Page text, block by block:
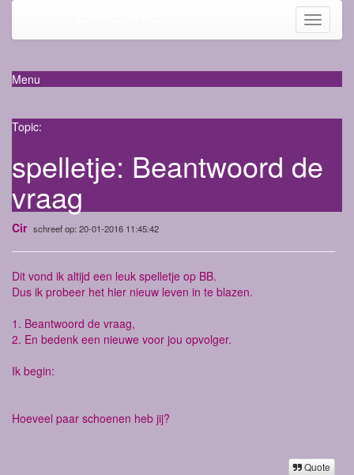
Toggle
Menu
Topic:
spelletje: Beantwoord de
vraag
Cir schreef op: 20-01-2016 11:45:42
Dit vond ik altijd een leuk spelletje op BB.
Dus ik probeer het hier nieuw leven in te blazen.
1. Beantwoord de vraag,
2. En bedenk een nieuwe voor jou opvolger.
Ik begin:
Hoeveel paar schoenen heb jij?
Quote